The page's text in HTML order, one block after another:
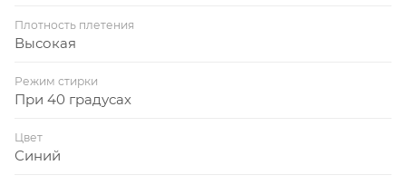
Плотность плетения
Высокая
Режим стирки
При 40 градусах
Цвет
Синий